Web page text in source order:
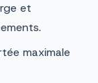
et
maximale